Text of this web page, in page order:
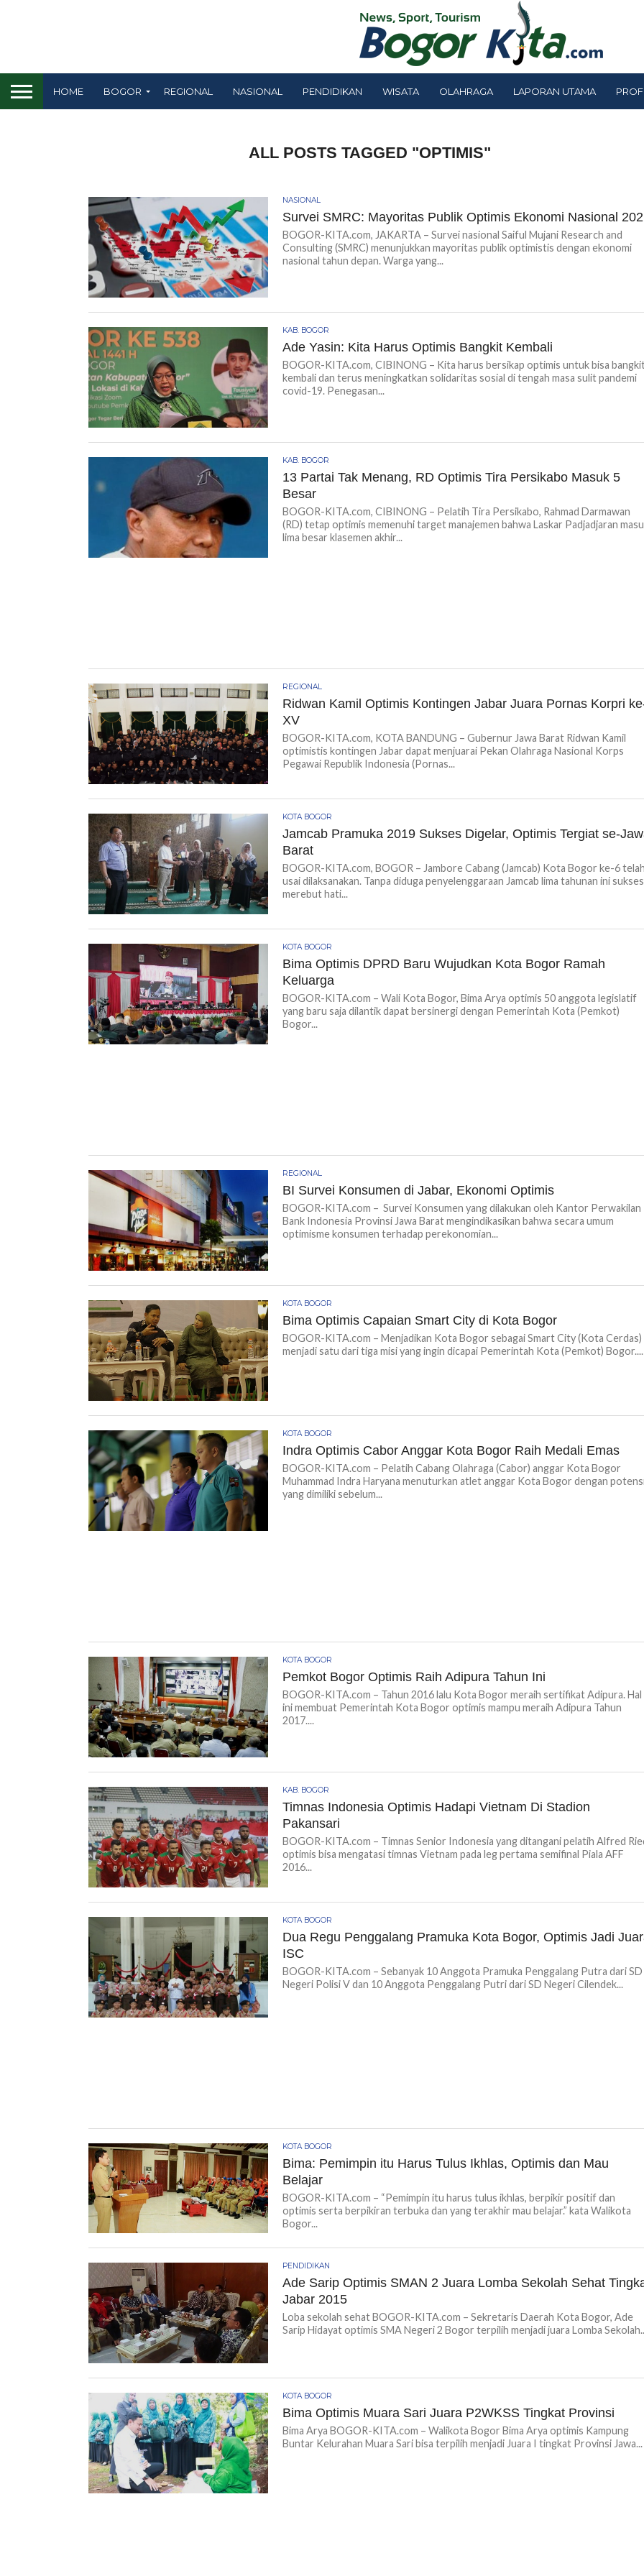
HOME BOGOR REGIONAL NASIONAL PENDIDIKAN WISATA OLAHRAGA LAPORAN UTAMA
ALL POSTS TAGGED "OPTIMIS"
NASIONAL
Survei SMRC: Mayoritas Publik Optimis Ekonomi Nasional
BOGOR-KITA.com, JAKARTA – Survei nasional Saiful Mujani Research and
Consulting (SMRC) menunjukkan mayoritas publik optimistis dengan ekonomi
nasional tahun depan. Warga yang...
KAB. BOGOR
Ade Yasin: Kita Harus Optimis Bangkit Kembali
BOGOR-KITA.com, CIBINONG – Kita harus bersikap optimis untuk bisa
kembali dan terus meningkatkan solidaritas sosial di tengah masa sulit pandemi
covid-19. Penegasan...
KAB. BOGOR
13 Partai Tak Menang, RD Optimis Tira Persikabo Masuk 5
Besar
BOGOR-KITA.com, CIBINONG – Pelatih Tira Persikabo, Rahmad Darmawan
(RD) tetap optimis memenuhi target manajemen bahwa Laskar Padjadjaran
lima besar klasemen akhir...
REGIONAL
Ridwan Kamil Optimis Kontingen Jabar Juara Pornas Korpri
XV
BOGOR-KITA.com, KOTA BANDUNG – Gubernur Jawa Barat Ridwan Kamil
optimistis kontingen Jabar dapat menjuarai Pekan Olahraga Nasional Korps
Pegawai Republik Indonesia (Pornas...
KOTA BOGOR
Jamcab Pramuka 2019 Sukses Digelar, Optimis Tergiat se-
Barat
BOGOR-KITA.com, BOGOR – Jambore Cabang (Jamcab) Kota Bogor ke-6
usai dilaksanakan. Tanpa diduga penyelenggaraan Jamcab lima tahunan ini sukses
merebut hati...
KOTA BOGOR
Bima Optimis DPRD Baru Wujudkan Kota Bogor Ramah
Keluarga
BOGOR-KITA.com – Wali Kota Bogor, Bima Arya optimis 50 anggota legislatif
yang baru saja dilantik dapat bersinergi dengan Pemerintah Kota (Pemkot)
Bogor...
REGIONAL
BI Survei Konsumen di Jabar, Ekonomi Optimis
BOGOR-KITA.com – Survei Konsumen yang dilakukan oleh Kantor Perwakilan
Bank Indonesia Provinsi Jawa Barat mengindikasikan bahwa secara umum
optimisme konsumen terhadap perekonomian...
KOTA BOGOR
Bima Optimis Capaian Smart City di Kota Bogor
BOGOR-KITA.com – Menjadikan Kota Bogor sebagai Smart City (Kota Cerdas)
menjadi satu dari tiga misi yang ingin dicapai Pemerintah Kota (Pemkot) Bogor....
KOTA BOGOR
Indra Optimis Cabor Anggar Kota Bogor Raih Medali Emas
BOGOR-KITA.com – Pelatih Cabang Olahraga (Cabor) anggar Kota Bogor
Muhammad Indra Haryana menuturkan atlet anggar Kota Bogor dengan
yang dimiliki sebelum...
KOTA BOGOR
Pemkot Bogor Optimis Raih Adipura Tahun Ini
BOGOR-KITA.com – Tahun 2016 lalu Kota Bogor meraih sertifikat Adipura. Hal
ini membuat Pemerintah Kota Bogor optimis mampu meraih Adipura Tahun
2017....
KAB. BOGOR
Timnas Indonesia Optimis Hadapi Vietnam Di Stadion
Pakansari
BOGOR-KITA.com – Timnas Senior Indonesia yang ditangani pelatih Alfred
optimis bisa mengatasi timnas Vietnam pada leg pertama semifinal Piala AFF
2016...
KOTA BOGOR
Dua Regu Penggalang Pramuka Kota Bogor, Optimis Jadi
ISC
BOGOR-KITA.com – Sebanyak 10 Anggota Pramuka Penggalang Putra dari SD
Negeri Polisi V dan 10 Anggota Penggalang Putri dari SD Negeri Cilendek...
KOTA BOGOR
Bima: Pemimpin itu Harus Tulus Ikhlas, Optimis dan Mau
Belajar
BOGOR-KITA.com – “Pemimpin itu harus tulus ikhlas, berpikir positif dan
optimis serta berpikiran terbuka dan yang terakhir mau belajar.” kata Walikota
Bogor...
PENDIDIKAN
Ade Sarip Optimis SMAN 2 Juara Lomba Sekolah Sehat
Jabar 2015
Loba sekolah sehat BOGOR-KITA.com – Sekretaris Daerah Kota Bogor, Ade
Sarip Hidayat optimis SMA Negeri 2 Bogor terpilih menjadi juara Lomba
KOTA BOGOR
Bima Optimis Muara Sari Juara P2WKSS Tingkat Provinsi
Bima Arya BOGOR-KITA.com – Walikota Bogor Bima Arya optimis Kampung
Buntar Kelurahan Muara Sari bisa terpilih menjadi Juara I tingkat Provinsi Jawa...